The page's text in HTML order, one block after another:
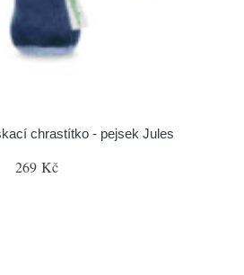
chrastítko - pejsek Jules
269 Kč